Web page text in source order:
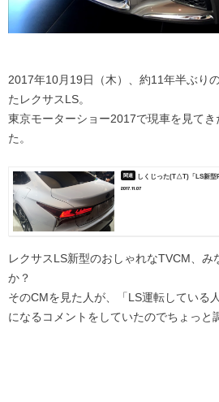
2017年10月19日（木）、約11年半ぶり
たレクサスLS。
東京モーターショー2017で現車を見て
た。
しくじった(T△T)「LS新型
2017.11.07
レクサスLS新型のおしゃれなTVCM、み
か？
そのCMを見た人が、「LS運転している
になるコメントをしていたのでちょっと